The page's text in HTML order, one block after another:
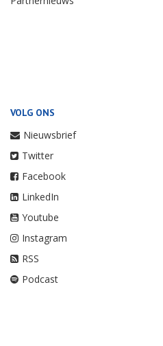
VOLG ONS
Nieuwsbrief
Twitter
Facebook
LinkedIn
Youtube
Instagram
RSS
Podcast